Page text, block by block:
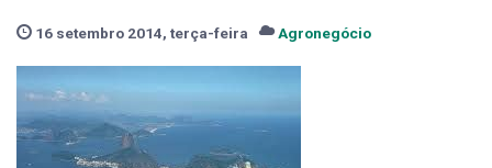
16 setembro 2014, terça-feira Agronegócio